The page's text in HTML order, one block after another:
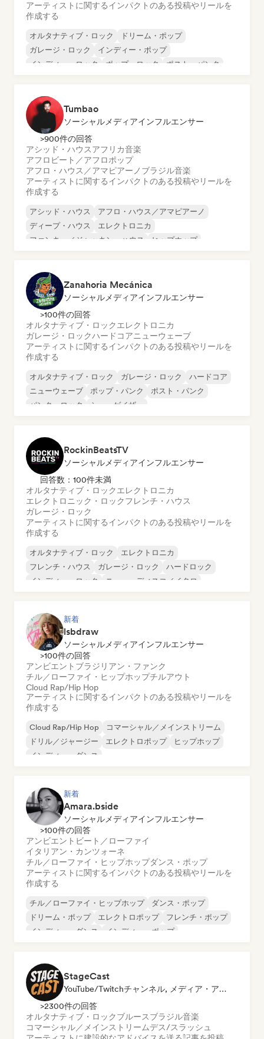
アーティストに関するインパクトのある投稿やリールを
作成する
オルタナティブ・ロック
ドリーム・ポップ
ガレージ・ロック
インディー・ポップ
インディー・ロック
ポップ・ロック
ポスト・パンク
Tumbao
ソーシャルメディアインフルエンサー
>900件の回答
アシッド・ハウスアフリカ音楽
アフロビート／アフロポップ
アフロ・ハウス／アマピアーノ ブラジル音楽
アーティストに関するインパクトのある投稿やリールを
作成する
アシッド・ハウス
アフロ・ハウス／アマピアーノ
ディープ・ハウス
エレクトロニカ
ファンキー／ジャッキン・ハウス
ヒップホップ
Zanahoria Mecánica
ソーシャルメディアインフルエンサー
>100件の回答
オルタナティブ・ロックエレクトロニカ
ガレージ・ロックハードコア ニューウェーブ
アーティストに関するインパクトのある投稿やリールを
作成する
オルタナティブ・ロック ガレージ・ロック
ハードコア
ニューウェーブ
ポップ・パンク
ポスト・パンク
パンク・ロック
シューゲイザー
RockinBeatsTV
ソーシャルメディアインフルエンサー
回答数：100件未満
オルタナティブ・ロックエレクトロニカ
エレクトロニック・ロックフレンチ・ハウス
ガレージ・ロック
アーティストに関するインパクトのある投稿やリールを
作成する
オルタナティブ・ロック
エレクトロニカ
フレンチ・ハウス
ガレージ・ロック
ハードロック
インディー・ロック
ニュー・ディスコ／イタロ
新着
lsbdraw
ソーシャルメディアインフルエンサー
>100件の回答
アンビエント ブラジリアン・ファンク
チル／ローファイ・ヒップホップチルアウト
Cloud Rap/Hip Hop
アーティストに関するインパクトのある投稿やリールを
作成する
Cloud Rap/Hip Hop
コマーシャル／メインストリーム
ドリル／ジャージー
エレクトロポップ
ヒップホップ
インディー・ダンス
新着
Amara.bside
ソーシャルメディアインフルエンサー
>100件の回答
アンビエント ビート／ローファイ
イタリアン・カンツォーネ
チル／ローファイ・ヒップホップダンス・ポップ
アーティストに関するインパクトのある投稿やリールを
作成する
チル／ローファイ・ヒップホップ
ダンス・ポップ
ドリーム・ポップ
エレクトロポップ
フレンチ・ポップ
インディー・ダンス
インディー・ポップ
StageCast
YouTube/Twitchチャンネル, メディア・アウトレット／ジャーナリスト, メンター, ソーシャルメディアインフルエンサー, サウンドエキスパート
>2300件の回答
オルタナティブ・ロックブルースブラジル音楽
コマーシャル／メインストリームデス/スラッシュ